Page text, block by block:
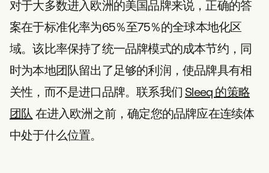
对于大多数进入欧洲的美国品牌来说，正确的答
案在于标准化率为65％至75％的全球本地化区
域。该比率保持了统一品牌模式的成本节约，同
时为本地团队留出了足够的利润，使品牌具有相
关性，而不是进口品牌。联系我们Sleeq 的策略
团队 在进入欧洲之前，确定您的品牌应在连续体
中处于什么位置。